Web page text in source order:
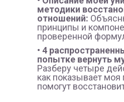
• 4
попытке вернуть
Разберу четыре
как показывает моя
помогут
методики
отношений:
принципы и
проверенной